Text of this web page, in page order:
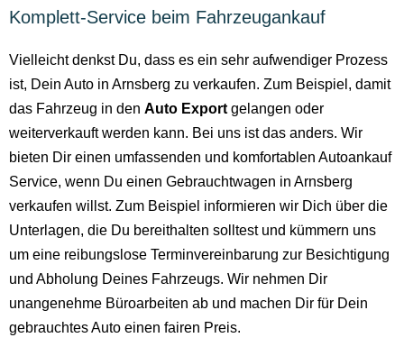
Komplett-Service beim Fahrzeugankauf
Vielleicht denkst Du, dass es ein sehr aufwendiger Prozess
ist, Dein Auto in Arnsberg zu verkaufen. Zum Beispiel, damit
das Fahrzeug in den Auto Export gelangen oder
weiterverkauft werden kann. Bei uns ist das anders. Wir
bieten Dir einen umfassenden und komfortablen Autoankauf
Service, wenn Du einen Gebrauchtwagen in Arnsberg
verkaufen willst. Zum Beispiel informieren wir Dich über die
Unterlagen, die Du bereithalten solltest und kümmern uns
um eine reibungslose Terminvereinbarung zur Besichtigung
und Abholung Deines Fahrzeugs. Wir nehmen Dir
unangenehme Büroarbeiten ab und machen Dir für Dein
gebrauchtes Auto einen fairen Preis.